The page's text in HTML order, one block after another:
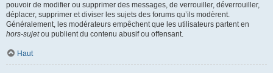
pouvoir de modifier ou supprimer des messages, de verrouiller, déverrouiller,
déplacer, supprimer et diviser les sujets des forums qu’ils modèrent.
Généralement, les modérateurs empêchent que les utilisateurs partent en
hors-sujetou publient du contenu abusif ou offensant.
Haut